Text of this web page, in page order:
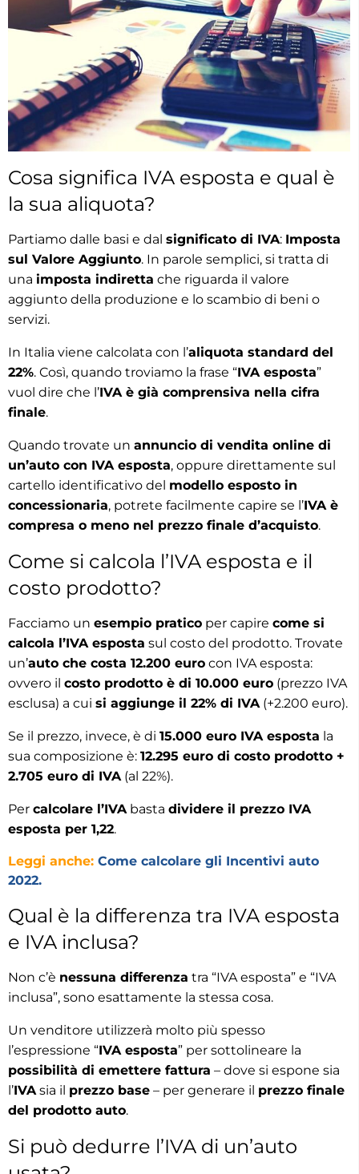
Cosa significa IVA esposta e qual è
la sua aliquota?
Partiamo dalle basi e dal significato di IVA: Imposta
sul Valore Aggiunto. In parole semplici, si tratta di
una imposta indiretta che riguarda il valore
aggiunto della produzione e lo scambio di beni o
servizi.
In Italia viene calcolata con l’aliquota standard del
22%. Così, quando troviamo la frase “IVA esposta”
vuol dire che l’IVA è già comprensiva nella cifra
finale.
Quando trovate un annuncio di vendita online di
un’auto con IVA esposta, oppure direttamente sul
cartello identificativo del modello esposto in
concessionaria, potrete facilmente capire se l’IVA è
compresa o meno nel prezzo finale d’acquisto.
Come si calcola l’IVA esposta e il
costo prodotto?
Facciamo un esempio pratico per capire come si
calcola l’IVA esposta sul costo del prodotto. Trovate
un’auto che costa 12.200 euro con IVA esposta:
ovvero il costo prodotto è di 10.000 euro (prezzo IVA
esclusa) a cui si aggiunge il 22% di IVA(+2.200 euro).
Se il prezzo, invece, è di 15.000 euro IVA esposta la
sua composizione è: 12.295 euro di costo prodotto +
2.705 euro di IVA(al 22%).
Per calcolare l’IVAbasta dividere il prezzo IVA
esposta per 1,22.
Leggi anche: Come calcolare gli Incentivi auto
2022.
Qual è la differenza tra IVA esposta
e IVA inclusa?
Non c’è nessuna differenza tra “IVA esposta” e “IVA
inclusa”, sono esattamente la stessa cosa.
Un venditore utilizzerà molto più spesso
l’espressione “IVA esposta” per sottolineare la
possibilità di emettere fattura – dove si espone sia
l’IVAsia il prezzo base – per generare il prezzo finale
del prodotto auto.
Si può dedurre l’IVA di un’auto